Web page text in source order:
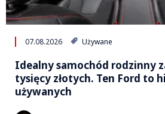
07.08.2026 Używane
Idealny samochód rodzinny
tysięcy złotych. Ten Ford to
używanych